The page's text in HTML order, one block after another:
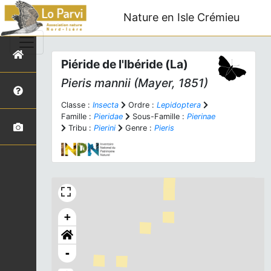
Nature en Isle Crémieu
Piéride de l'Ibéride (La)
Pieris mannii (Mayer, 1851)
Classe : Insecta Ordre : Lepidoptera
Famille : Pieridae Sous-Famille : Pierinae
Tribu : Pierini Genre : Pieris
+
-